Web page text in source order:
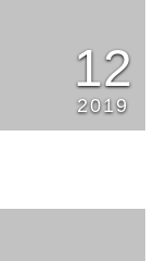
12
2019